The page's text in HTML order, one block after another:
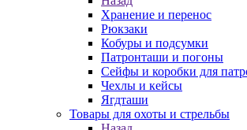
Хранение и перенос
Рюкзаки
Кобуры и подсумки
Патронташи и погоны
Сейфы и коробки для
Чехлы и кейсы
Ягдташи
Товары для охоты и стрельбы